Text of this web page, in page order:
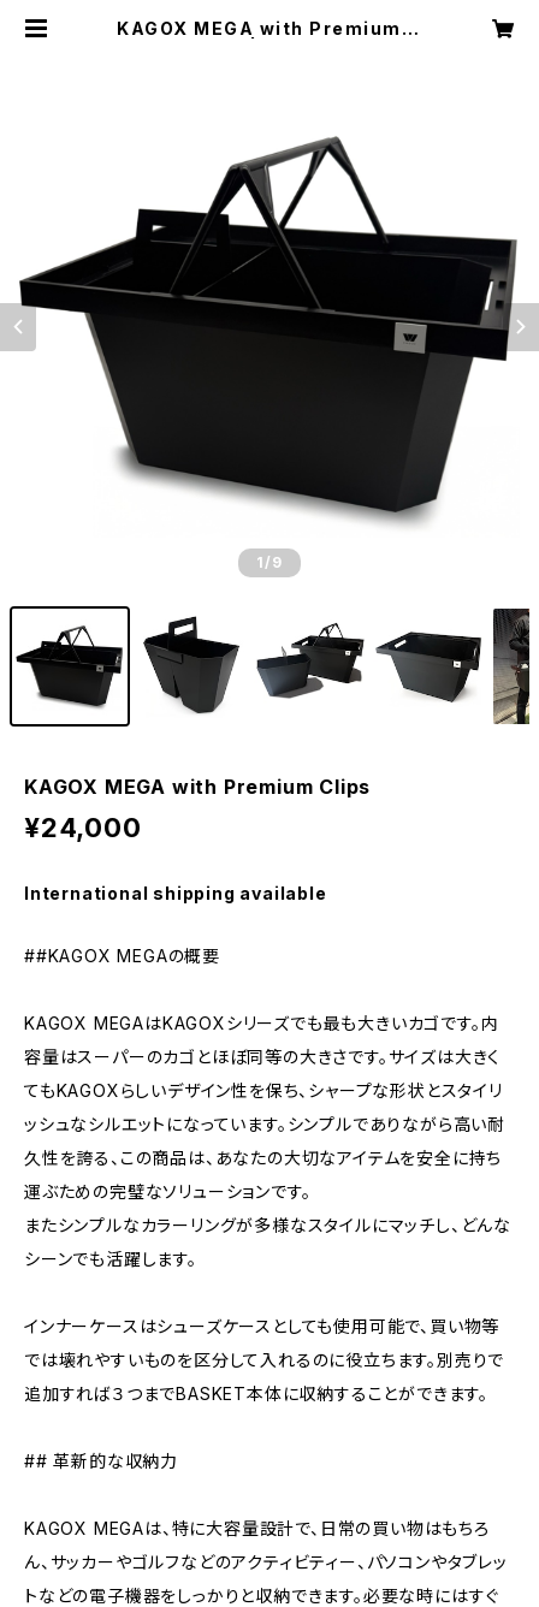
KAGOX MEGA with Premium C
1 /9
KAGOX MEGA with Premium Clips
¥24,000
International shipping available
##KAGOX MEGAの概要
KAGOX MEGAはKAGOXシリーズでも最も大きいカゴです。内
容量はスーパーのカゴとほぼ同等の大きさです。サイズは大きく
てもKAGOXらしいデザイン性を保ち、シャープな形状とスタイリ
ッシュなシルエットになっています。シンプルでありながら高い耐
久性を誇る、この商品は、あなたの大切なアイテムを安全に持ち
運ぶための完璧なソリューションです。
またシンプルなカラーリングが多様なスタイルにマッチし、どんな
シーンでも活躍します。
インナーケースはシューズケースとしても使用可能で、買い物等
では壊れやすいものを区分して入れるのに役立ちます。別売りで
追加すれば３つまでBASKET本体に収納することができます。
## 革新的な収納力
KAGOX MEGAは、特に大容量設計で、日常の買い物はもちろ
ん、サッカーやゴルフなどのアクティビティー、パソコンやタブレッ
トなどの電子機器をしっかりと収納できます。必要な時にはすぐ